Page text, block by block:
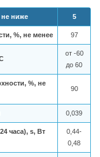
не ниже 5
%, не менее 97
от -60
до 60
%, не
90
0,039
часа), s, Вт
0,44-
0,48